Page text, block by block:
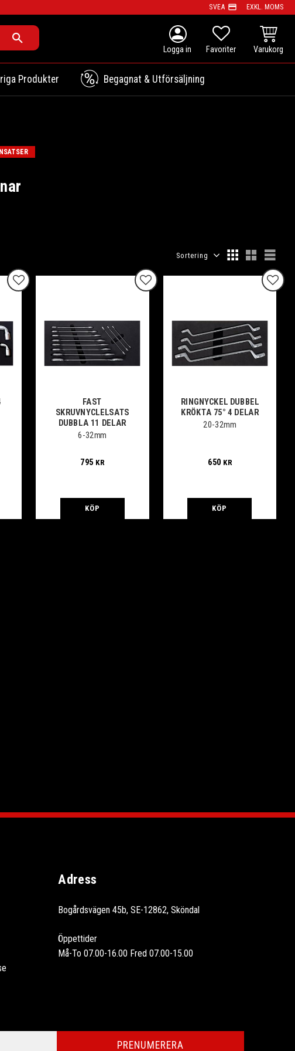
SVEA payment EXKL. MOMS
person
FAVORITER
Produkter Begagnat & Utförsäljning
Lägg till i favoriter
FAST
SKRUVNYCLELSATS
DUBBLA 11 DELAR
6-32mm
795 KR
Lägg till i favoriter
KÖP
RINGNYCKEL DUBBEL
KRÖKTA 75° 4 DELAR
20-32mm
650 KR
Lägg
KÖP
Adress
Bogårdsvägen 45b, SE-12862, Sköndal
Öppettider
Må-To 07.00-16.00 Fred 07.00-15.00
PRENUMERERA